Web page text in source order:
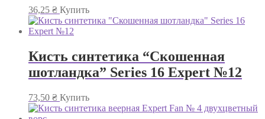
36,25 ₴ Купить
Кисть синтетика “Скошенная
шотландка” Series 16 Expert №12
73,50 ₴ Купить